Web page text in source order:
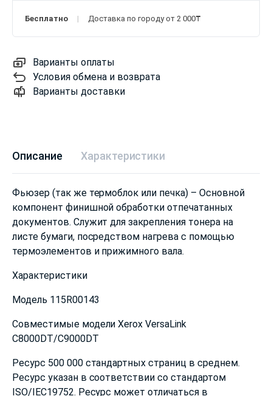
Бесплатно Доставка по городу от 2 000₸
Варианты оплаты
Условия обмена и возврата
Варианты доставки
Описание Характеристики
Фьюзер (так же термоблок или печка) – Основной
компонент финишной обработки отпечатанных
документов. Служит для закрепления тонера на
листе бумаги, посредством нагрева с помощью
термоэлементов и прижимного вала.
Характеристики
Модель 115R00143
Совместимые модели Xerox VersaLink
C8000DT/C9000DT
Ресурс 500 000 стандартных страниц в среднем.
Ресурс указан в соответствии со стандартом
ISO/IEC19752. Ресурс может отличаться в